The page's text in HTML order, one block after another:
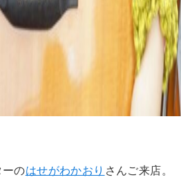
のはせがわかおり さんご来店。